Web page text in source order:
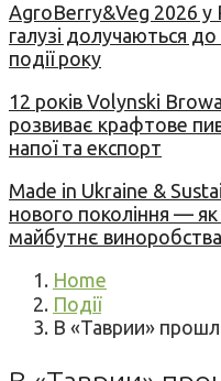
AgroBerry&Veg 2026 у
галузі долучаються
події року
12 років Volynski
розвиває крафтове
напої та експорт
Made in Ukraine &
нового покоління —
майбутнє виноробства
Home
Події
В «Таврии»